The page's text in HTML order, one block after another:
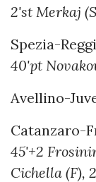
2'st Merkaj
Spezia-
40'pt
Avellino-
Catanzaro-
45'+2
Cichella (F),